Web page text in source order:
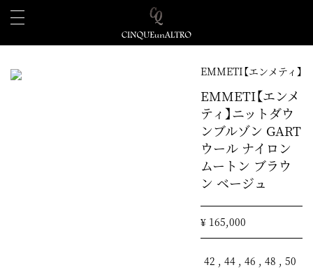
EMMETI【エンメティ】
EMMETI【エンメ
ティ】ニットダウ
ンブルゾン GART
ウール ナイロン
ムートン ブラウ
ン ベージュ
¥ 165,000
42 , 44 , 46 , 48 , 50